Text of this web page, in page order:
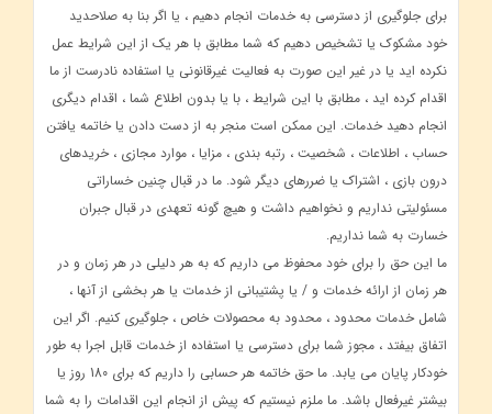
برای جلوگیری از دسترسی به خدمات انجام دهیم ، یا اگر بنا به صلاحدید
خود مشکوک یا تشخیص دهیم که شما مطابق با هر یک از این شرایط عمل
نکرده اید یا در غیر این صورت به فعالیت غیرقانونی یا استفاده نادرست از ما
اقدام کرده اید ، مطابق با این شرایط ، با یا بدون اطلاع شما ، اقدام دیگری
انجام دهید خدمات. این ممکن است منجر به از دست دادن یا خاتمه یافتن
حساب ، اطلاعات ، شخصیت ، رتبه بندی ، مزایا ، موارد مجازی ، خریدهای
درون بازی ، اشتراک یا ضررهای دیگر شود. ما در قبال چنین خساراتی
مسئولیتی نداریم و نخواهیم داشت و هیچ گونه تعهدی در قبال جبران
خسارت به شما نداریم.
ما این حق را برای خود محفوظ می داریم که به هر دلیلی در هر زمان و در
هر زمان از ارائه خدمات و / یا پشتیبانی از خدمات یا هر بخشی از آنها ،
شامل خدمات محدود ، محدود به محصولات خاص ، جلوگیری کنیم. اگر این
اتفاق بیفتد ، مجوز شما برای دسترسی یا استفاده از خدمات قابل اجرا به طور
خودکار پایان می یابد. ما حق خاتمه هر حسابی را داریم که برای 180 روز یا
بیشتر غیرفعال باشد. ما ملزم نیستیم که پیش از انجام این اقدامات را به شما